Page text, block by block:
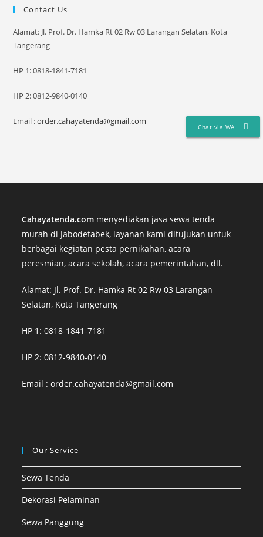
Contact Us
Alamat: Jl. Prof. Dr. Hamka Rt 02 Rw 03 Larangan Selatan, Kota
Tangerang
HP 1: 0818-1841-7181
HP 2: 0812-9840-0140
Email :order.cahayatenda@gmail.com
Cahayatenda.com menyediakan jasa sewa tenda
murah di Jabodetabek, layanan kami ditujukan untuk
berbagai kegiatan pesta pernikahan, acara
peresmian, acara sekolah, acara pemerintahan, dll.
Alamat: Jl. Prof. Dr. Hamka Rt 02 Rw 03 Larangan
Selatan, Kota Tangerang
HP 1: 0818-1841-7181
HP 2: 0812-9840-0140
Email :order.cahayatenda@gmail.com
Our Service
Sewa Tenda
Dekorasi Pelaminan
Sewa Panggung
Chat via WA